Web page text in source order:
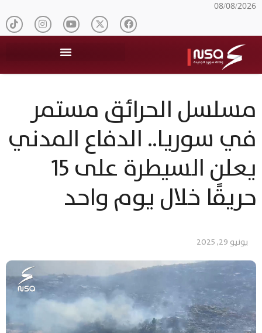
08/08/2026
مسلسل الحرائق مستمر
في سوريا.. الدفاع المدني
يعلن السيطرة على 15
حريقًا خلال يوم واحد
يونيو 29, 2025